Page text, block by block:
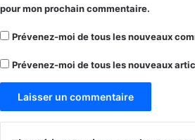
pour mon prochain commentaire.
Prévenez-moi de tous les nouveaux
Prévenez-moi de tous les nouveaux